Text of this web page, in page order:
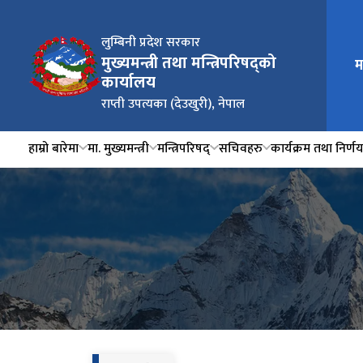
लुम्बिनी प्रदेश सरकार
मुख्यमन्त्री तथा मन्त्रिपरिषद्को
कार्यालय
राप्ती उपत्यका (देउखुरी), नेपाल
हाम्रो बारेमा मा. मुख्यमन्त्री मन्त्रिपरिषद् सचिवहरु कार्यक्रम तथा निर्णय